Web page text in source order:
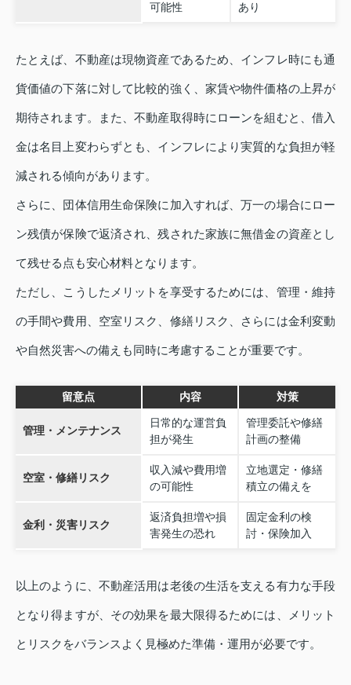
可能性
あり
たとえば、不動産は現物資産であるため、インフレ時にも通
貨価値の下落に対して比較的強く、家賃や物件価格の上昇が
期待されます。また、不動産取得時にローンを組むと、借入
金は名目上変わらずとも、インフレにより実質的な負担が軽
減される傾向があります。
さらに、団体信用生命保険に加入すれば、万一の場合にロー
ン残債が保険で返済され、残された家族に無借金の資産とし
て残せる点も安心材料となります。
ただし、こうしたメリットを享受するためには、管理・維持
の手間や費用、空室リスク、修繕リスク、さらには金利変動
や自然災害への備えも同時に考慮することが重要です。
留意点 内容 対策
管理・メンテナンス
日常的な運営負
担が発生
管理委託や修繕
計画の整備
空室・修繕リスク
収入減や費用増
の可能性
立地選定・修繕
積立の備えを
金利・災害リスク
返済負担増や損
害発生の恐れ
固定金利の検
討・保険加入
以上のように、不動産活用は老後の生活を支える有力な手段
となり得ますが、その効果を最大限得るためには、メリット
とリスクをバランスよく見極めた準備・運用が必要です。